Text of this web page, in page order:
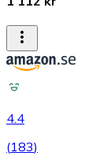
4.4
(183)